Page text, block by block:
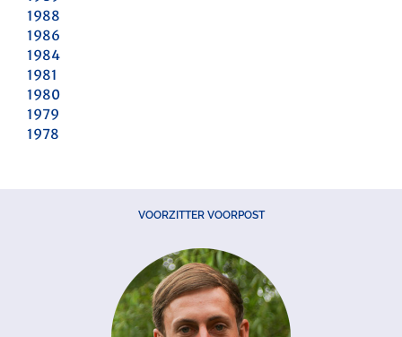
1988
1986
1984
1981
1980
1979
1978
VOORZITTER VOORPOST